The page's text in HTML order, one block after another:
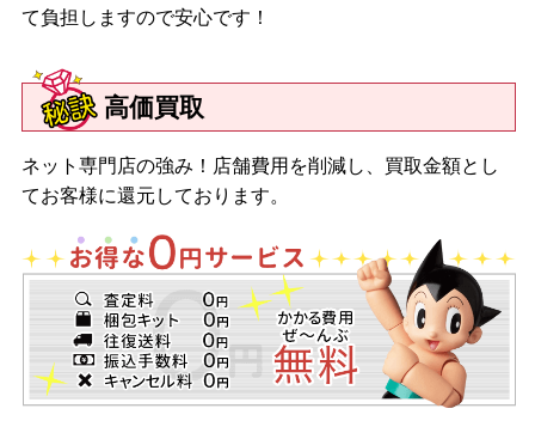
て負担しますので安心です！
高価買取
ネット専門店の強み！店舗費用を削減し、買取金額とし
てお客様に還元しております。